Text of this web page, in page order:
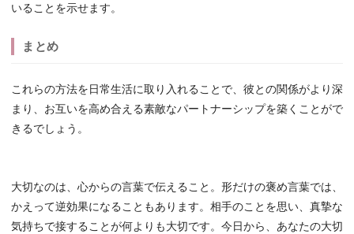
いることを示せます。
まとめ
これらの方法を日常生活に取り入れることで、彼との関係がより深
まり、お互いを高め合える素敵なパートナーシップを築くことがで
きるでしょう。
大切なのは、心からの言葉で伝えること。形だけの褒め言葉では、
かえって逆効果になることもあります。相手のことを思い、真摯な
気持ちで接することが何よりも大切です。今日から、あなたの大切